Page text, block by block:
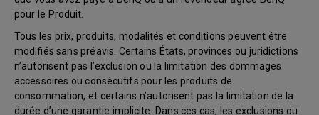
pour le Produit.
Tous les prix, produits, modalités et conditions peuvent être
modifiés sans préavis. Certains États, provinces ou juridictions
n’autorisent pas l’exclusion ou la limitation des dommages
accessoires ou consécutifs pour les produits de
consommation, et certains n’autorisent pas la limitation de la
durée d’une garantie implicite. Dans ces cas, les exclusions ou